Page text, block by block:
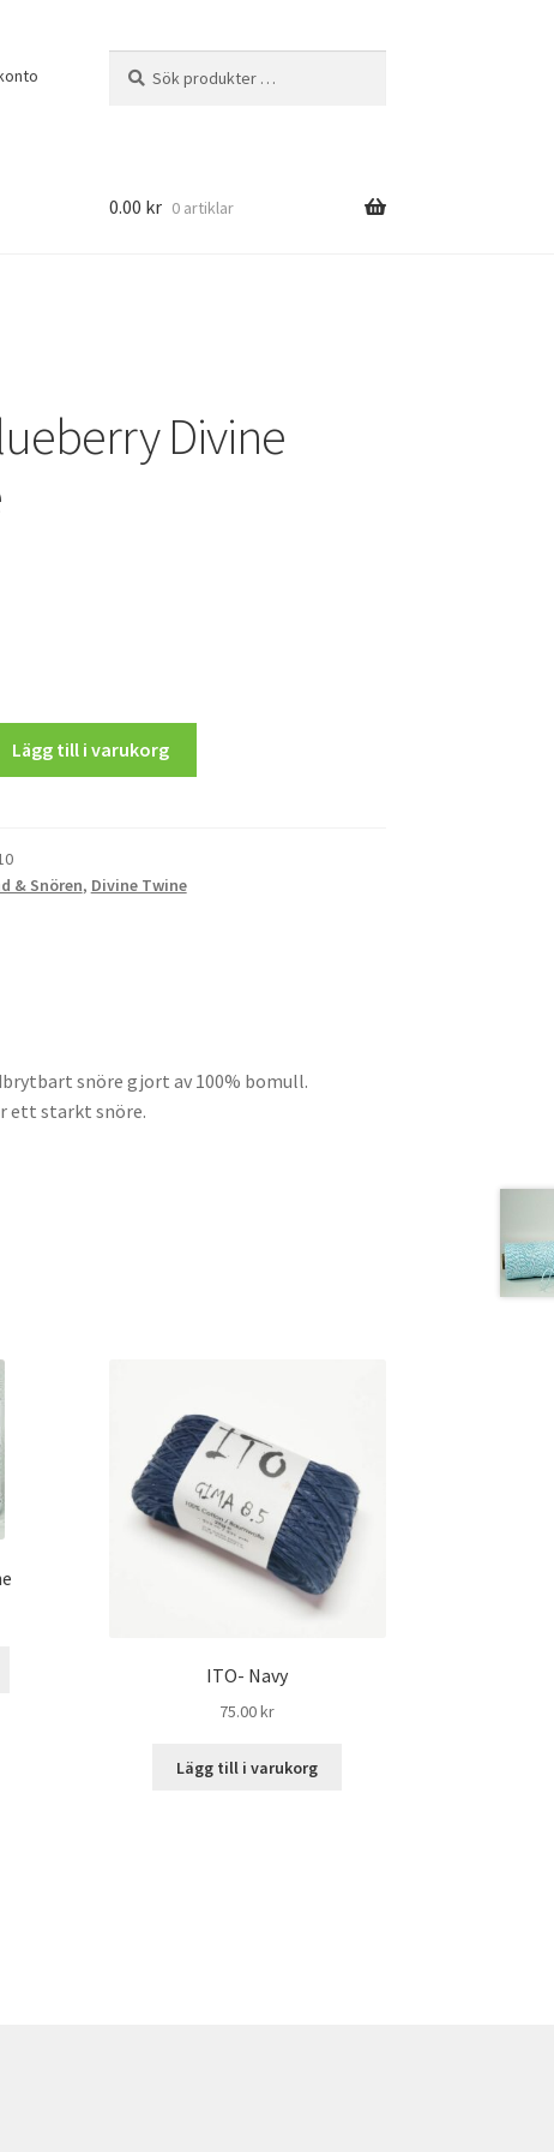
efter:
0.00 kr 0 artiklar
Divine
Lägg till i varukorg
& Snören, Divine Twine
snöre gjort av 100% bomull.
ett starkt snöre.
ITO- Navy
75.00kr
Lägg till i varukorg